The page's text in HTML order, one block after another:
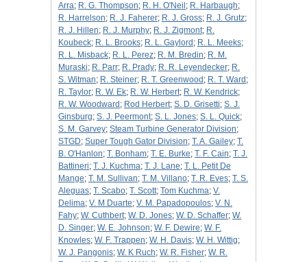
Arra; R. G. Thompson; R. H. O'Neil ; R. Harbaugh;
R. Harrelson; R. J. Faherer; R. J. Gross; R. J. Grutz;
R. J. Hillen; R. J. Murphy; R. J. Zigmont; R.
Koubeck; R. L. Brooks; R. L. Gaylord ; R. L. Meeks;
R. L. Misback; R. L. Perez; R. M. Bredin; R. M.
Muraski; R. Parr; R. Prady; R. R. Leyendecker; R.
S. Witman; R. Steiner; R. T. Greenwood ; R. T. Ward ;
R. Taylor; R. W. Ek; R. W. Herbert; R. W. Kendrick;
R. W. Woodward ; Rod Herbert; S. D. Grisetti; S. J.
Ginsburg; S. J. Peermont; S. L. Jones; S. L. Quick;
S. M. Garvey; Steam Turbine Generator Division;
STGD; Super Tough Gator Division; T. A. Gailey; T.
B. O'Hanlon; T. Bonham; T. E. Burke; T. F. Cain; T. J.
Battineri; T. J. Kuchma; T. J. Lane; T. L. Petit De
Mange; T. M. Sullivan; T. M. Villano; T. R. Eves; T. S.
Aleguas; T. Scabo; T. Scott; Tom Kuchma; V.
Delima; V. M Duarte; V. M. Papadopoulos; V. N.
Fahy; W. Cuthbert; W. D. Jones; W. D. Schaffer; W.
D. Singer; W. E. Johnson; W. F. Dewire; W. F.
Knowles; W. F. Trappen; W. H. Davis; W. H. Wittig;
W. J. Pangonis; W. K Ruch; W. R. Fisher; W. R.